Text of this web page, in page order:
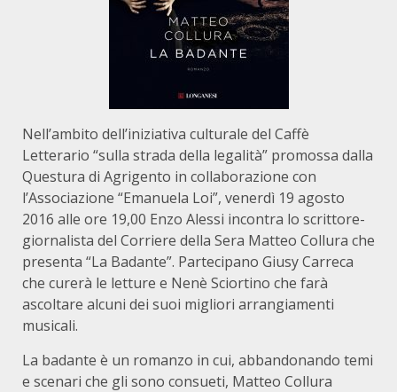
Nell’ambito dell’iniziativa culturale del Caffè
Letterario “sulla strada della legalità” promossa dalla
Questura di Agrigento in collaborazione con
l’Associazione “Emanuela Loi”, venerdì 19 agosto
2016 alle ore 19,00 Enzo Alessi incontra lo scrittore-
giornalista del Corriere della Sera Matteo Collura che
presenta “La Badante”. Partecipano Giusy Carreca
che curerà le letture e Nenè Sciortino che farà
ascoltare alcuni dei suoi migliori arrangiamenti
musicali.
La badante è un romanzo in cui, abbandonando temi
e scenari che gli sono consueti, Matteo Collura